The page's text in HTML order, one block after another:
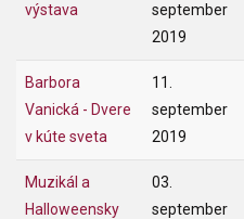
výstava
september
2019
Barbora
Vanická - Dvere
v kúte sveta
11.
september
2019
Muzikál a
Halloweensky
03.
september